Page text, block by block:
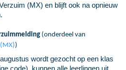
(MX) en blijft ook na opnieuw
(onderdeel van
)
wordt gezocht op een klas
code), kunnen alle leerlingen uit